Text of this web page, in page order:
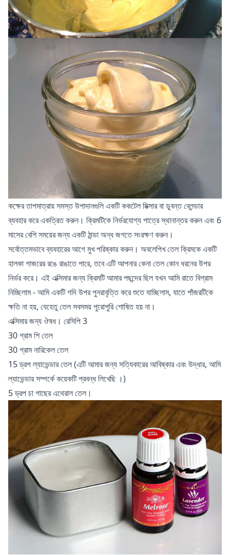
কক্ষের তাপমাত্রায় সমস্ত উপাদানগুলি একটি ককটেল মিক্সার বা ডুবন্ত ব্লেন্ডার
ব্যবহার করে একত্রিত করুন। ক্রিমটিকে নির্ভরযোগ্য পাত্রে স্থানান্তর করুন এবং 6
মাসের বেশি সময়ের জন্য একটি ঠান্ডা অন্ধ জগতে সংরক্ষণ করুন।
সর্বোত্তমভাবে ব্যবহারের আগে মুখ পরিষ্কার করুন। অবলেপিখ তেল ক্রিমকে একটি
হালকা গাজরের রঙে রাঙাতে পারে, তবে এটি আপনার কেনা তেল কোন ধরনের উপর
নির্ভর করে। এই এক্সিমার জন্য ক্রিমটি আমার পছন্দের ছিল যখন আমি রাতে বিশ্রাম
নিচ্ছিলাম - আমি একটি গদি উপর পুনরাবৃত্তি করে শুতে যাচ্ছিলাম, যাতে পাঁজরটিকে
ক্ষতি না হয়, যেহেতু তেল সবসময় পুরোপুরি শোষিত হয় না।
এক্সিমার জন্য ঔষধ। রেসিপি 3
30 গ্রাম শি তেল
30 গ্রাম নারিকেল তেল
15 ড্রপ ল্যাভেন্ডার তেল (এটি আমার জন্য সত্যিকারের আবিষ্কার এবং উদ্ধার, আমি
ল্যাভেন্ডার সম্পর্কেকয়েকটি প্রবন্ধ লিখেছি ।)
5 ড্রপ চা গাছের এথেরাল তেল।